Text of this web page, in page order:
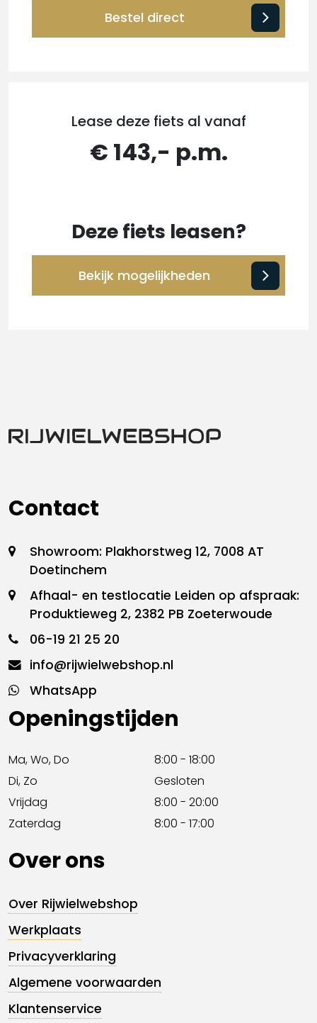
Bestel direct
Lease deze fiets al vanaf
€ 143,- p.m.
Deze fiets leasen?
Bekijk mogelijkheden
Contact
Showroom: Plakhorstweg 12, 7008 AT
Doetinchem
Afhaal- en testlocatie Leiden op afspraak:
Produktieweg 2, 2382 PB Zoeterwoude
06-19 21 25 20
info@rijwielwebshop.nl
WhatsApp
Openingstijden
Ma, Wo, Do
8:00 - 18:00
Di, Zo
Gesloten
Vrijdag
8:00 - 20:00
Zaterdag
8:00 - 17:00
Over ons
Over Rijwielwebshop
Werkplaats
Privacyverklaring
Algemene voorwaarden
Klantenservice